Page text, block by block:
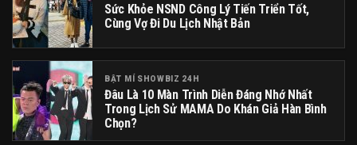
Sức Khỏe NSND Công Lý Tiến Triển Tốt,
Cùng Vợ Đi Du Lịch Nhật Bản
BẬT MÍ SHOWBIZ 24H
Đâu Là 10 Màn Trình Diễn Đáng Nhớ Nhất
Trong Lịch Sử MAMA Do Khán Giả Hàn Bình
Chọn?